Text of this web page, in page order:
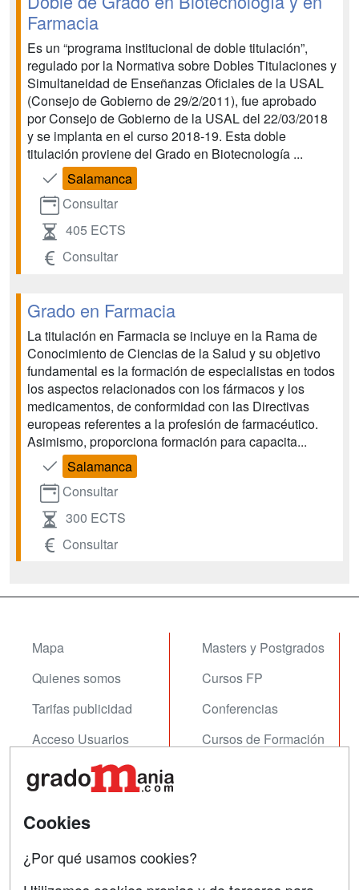
Farmacia
Es un “programa institucional de doble titulación”,
regulado por la Normativa sobre Dobles Titulaciones y
Simultaneidad de Enseñanzas Oficiales de la USAL
(Consejo de Gobierno de 29/2/2011), fue aprobado
por Consejo de Gobierno de la USAL del 22/03/2018
y se implanta en el curso 2018-19. Esta doble
titulación proviene del Grado en Biotecnología ...
Salamanca
Consultar
405 ECTS
Consultar
Grado en Farmacia
La titulación en Farmacia se incluye en la Rama de
Conocimiento de Ciencias de la Salud y su objetivo
fundamental es la formación de especialistas en todos
los aspectos relacionados con los fármacos y los
medicamentos, de conformidad con las Directivas
europeas referentes a la profesión de farmacéutico.
Asimismo, proporciona formación para capacita...
Salamanca
Consultar
300 ECTS
Consultar
Mapa
Quienes somos
Tarifas publicidad
Acceso Usuarios
Acceso Centros
Masters y Postgrados
Cursos FP
Conferencias
Cursos de Formación
Contactar
Cookies
¿Por qué usamos cookies?